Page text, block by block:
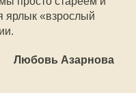
ярлык «взрослый
Любовь Азарнова